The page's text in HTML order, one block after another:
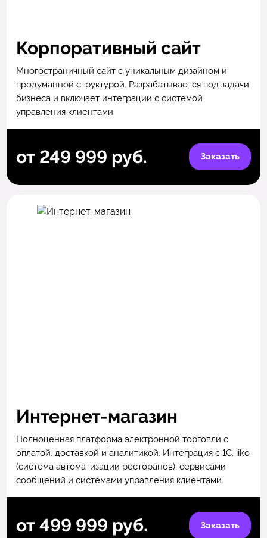
Корпоративный сайт
Многостраничный сайт с уникальным дизайном и
продуманной структурой. Разрабатывается под задачи
бизнеса и включает интеграции с системой
управления клиентами.
от 249 999 руб. Заказать
Интернет-магазин
Полноценная платформа электронной торговли с
оплатой, доставкой и аналитикой. Интеграция с 1С, iiko
(система автоматизации ресторанов), сервисами
сообщений и системами управления клиентами.
от 499 999 руб. Заказать